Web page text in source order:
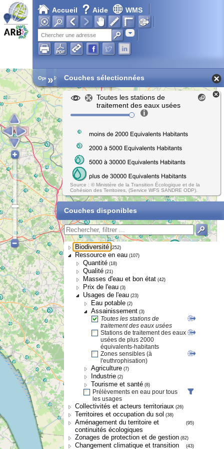
Accueil Aide WMS
Adresse
Open Street Map
» Couches sélectionnées
Toutes les stations de
traitement des eaux usées
Source : © Ministère de la Transition Écologique et de la
Cohésion des Territoires, (Service WFS SANDRE ODP).
Couches disponibles
Biodiversité (252)
Ressource en eau (107)
Quantité (18)
Qualité (21)
Masses d'eau et bon état (42)
Prix de l'eau (3)
Usages de l'eau (23)
Eau potable (2)
Assainissement (3)
Toutes les stations de
traitement des eaux usées
Stations de traitement des eaux
usées de plus 2000
équivalents-habitants
Zones sensibles (à
l'euthrophisation)
Agriculture (7)
Industrie (2)
Tourisme et santé (8)
Prélèvements en eau pour tous
les usages
Collectivités et acteurs territoriaux (26)
Territoires et occupation du sol (38)
Aménagement du territoire et
continuités écologiques
(95)
Zonages de protection et de gestion (82)
Changement climatique et transition (43)